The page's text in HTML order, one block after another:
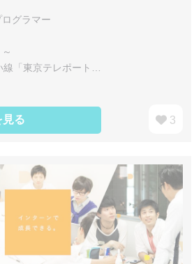
グラマー
「東京テレポート…
見る 3